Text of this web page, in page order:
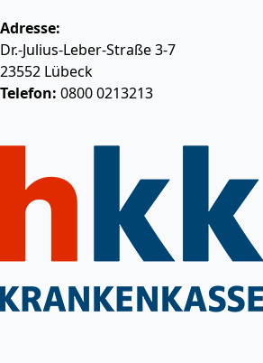
Adresse:
Dr.-Julius-Leber-Straße 3-7
23552 Lübeck
Telefon: 0800 0213213